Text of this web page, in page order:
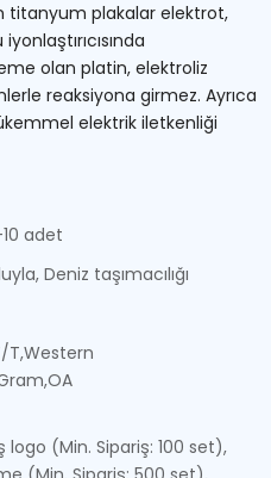
titanyum plakalar elektrot,
olan platin, elektroliz
reaksiyona girmez. Ayrıca
elektrik iletkenliği
adet
Deniz taşımacılığı
T,Western
logo (Min. Sipariş: 100 set),